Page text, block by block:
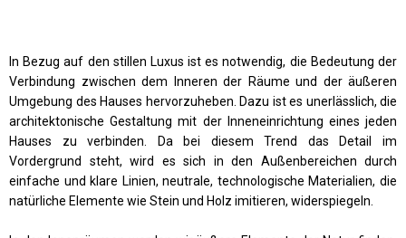
In Bezug auf den stillen Luxus ist es notwendig, die Bedeutung der
Verbindung zwischen dem Inneren der Räume und der äußeren
Umgebung des Hauses hervorzuheben. Dazu ist es unerlässlich, die
architektonische Gestaltung mit der Inneneinrichtung eines jeden
Hauses zu verbinden. Da bei diesem Trend das Detail im
Vordergrund steht, wird es sich in den Außenbereichen durch
einfache und klare Linien, neutrale, technologische Materialien, die
natürliche Elemente wie Stein und Holz imitieren, widerspiegeln.